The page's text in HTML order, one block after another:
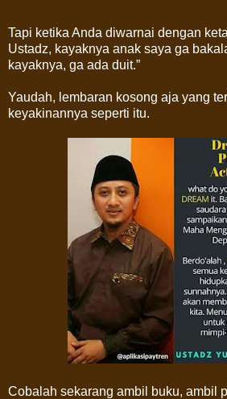
Tapi ketika Anda diwarnai dengan
Ustadz, kayaknya anak saya ga
kayaknya, ga ada duit.”
Yaudah, lembaran kosong aja yang
keyakinannya seperti itu.
Cobalah sekarang ambil buku, ambil